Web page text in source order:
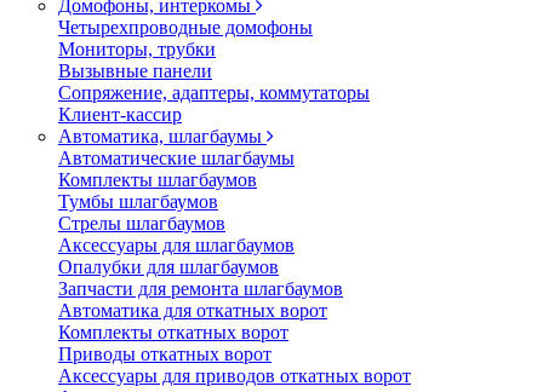
Домофоны, интеркомы
Четырехпроводные домофоны
Мониторы, трубки
Вызывные панели
Сопряжение, адаптеры, коммутаторы
Клиент-кассир
Автоматика, шлагбаумы
Автоматические шлагбаумы
Комплекты шлагбаумов
Тумбы шлагбаумов
Стрелы шлагбаумов
Аксессуары для шлагбаумов
Опалубки для шлагбаумов
Запчасти для ремонта шлагбаумов
Автоматика для откатных ворот
Комплекты откатных ворот
Приводы откатных ворот
Аксессуары для приводов откатных ворот